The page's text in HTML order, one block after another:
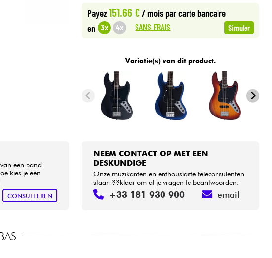
Payez151.66 €/ mois par carte bancaire
en 3x 4x SANS FRAIS Simuler
Variatie(s) van dit product.
een band
kies je een
CONSULTEREN
NEEM CONTACT OP MET EEN
DESKUNDIGE
Onze muzikanten en enthousiaste teleconsulenten
staan ??klaar om al je vragen te beantwoorden.
+33 181 930 900 email